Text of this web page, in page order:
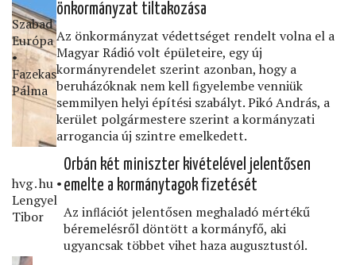
Szabad
Európa
•
Fazekas
Pálma
önkormányzat tiltakozása
Az önkormányzat védettséget rendelt volna el a
Magyar Rádió volt épületeire, egy új
kormányrendelet szerint azonban, hogy a
beruházóknak nem kell ﬁgyelembe venniük
semmilyen helyi építési szabályt. Pikó András, a
kerület polgármestere szerint a kormányzati
arrogancia új szintre emelkedett.
hvg․hu •
Lengyel
Tibor
Orbán két miniszter kivételével jelentősen
emelte a kormánytagok ﬁzetését
Az inﬂációt jelentősen meghaladó mértékű
béremelésről döntött a kormányfő, aki
ugyancsak többet vihet haza augusztustól.